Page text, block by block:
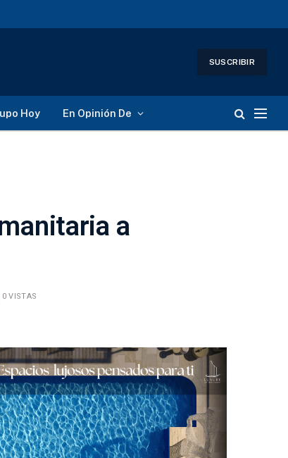
SUSCRIBIR
Hoy En Opinión De
a
0VISTAS